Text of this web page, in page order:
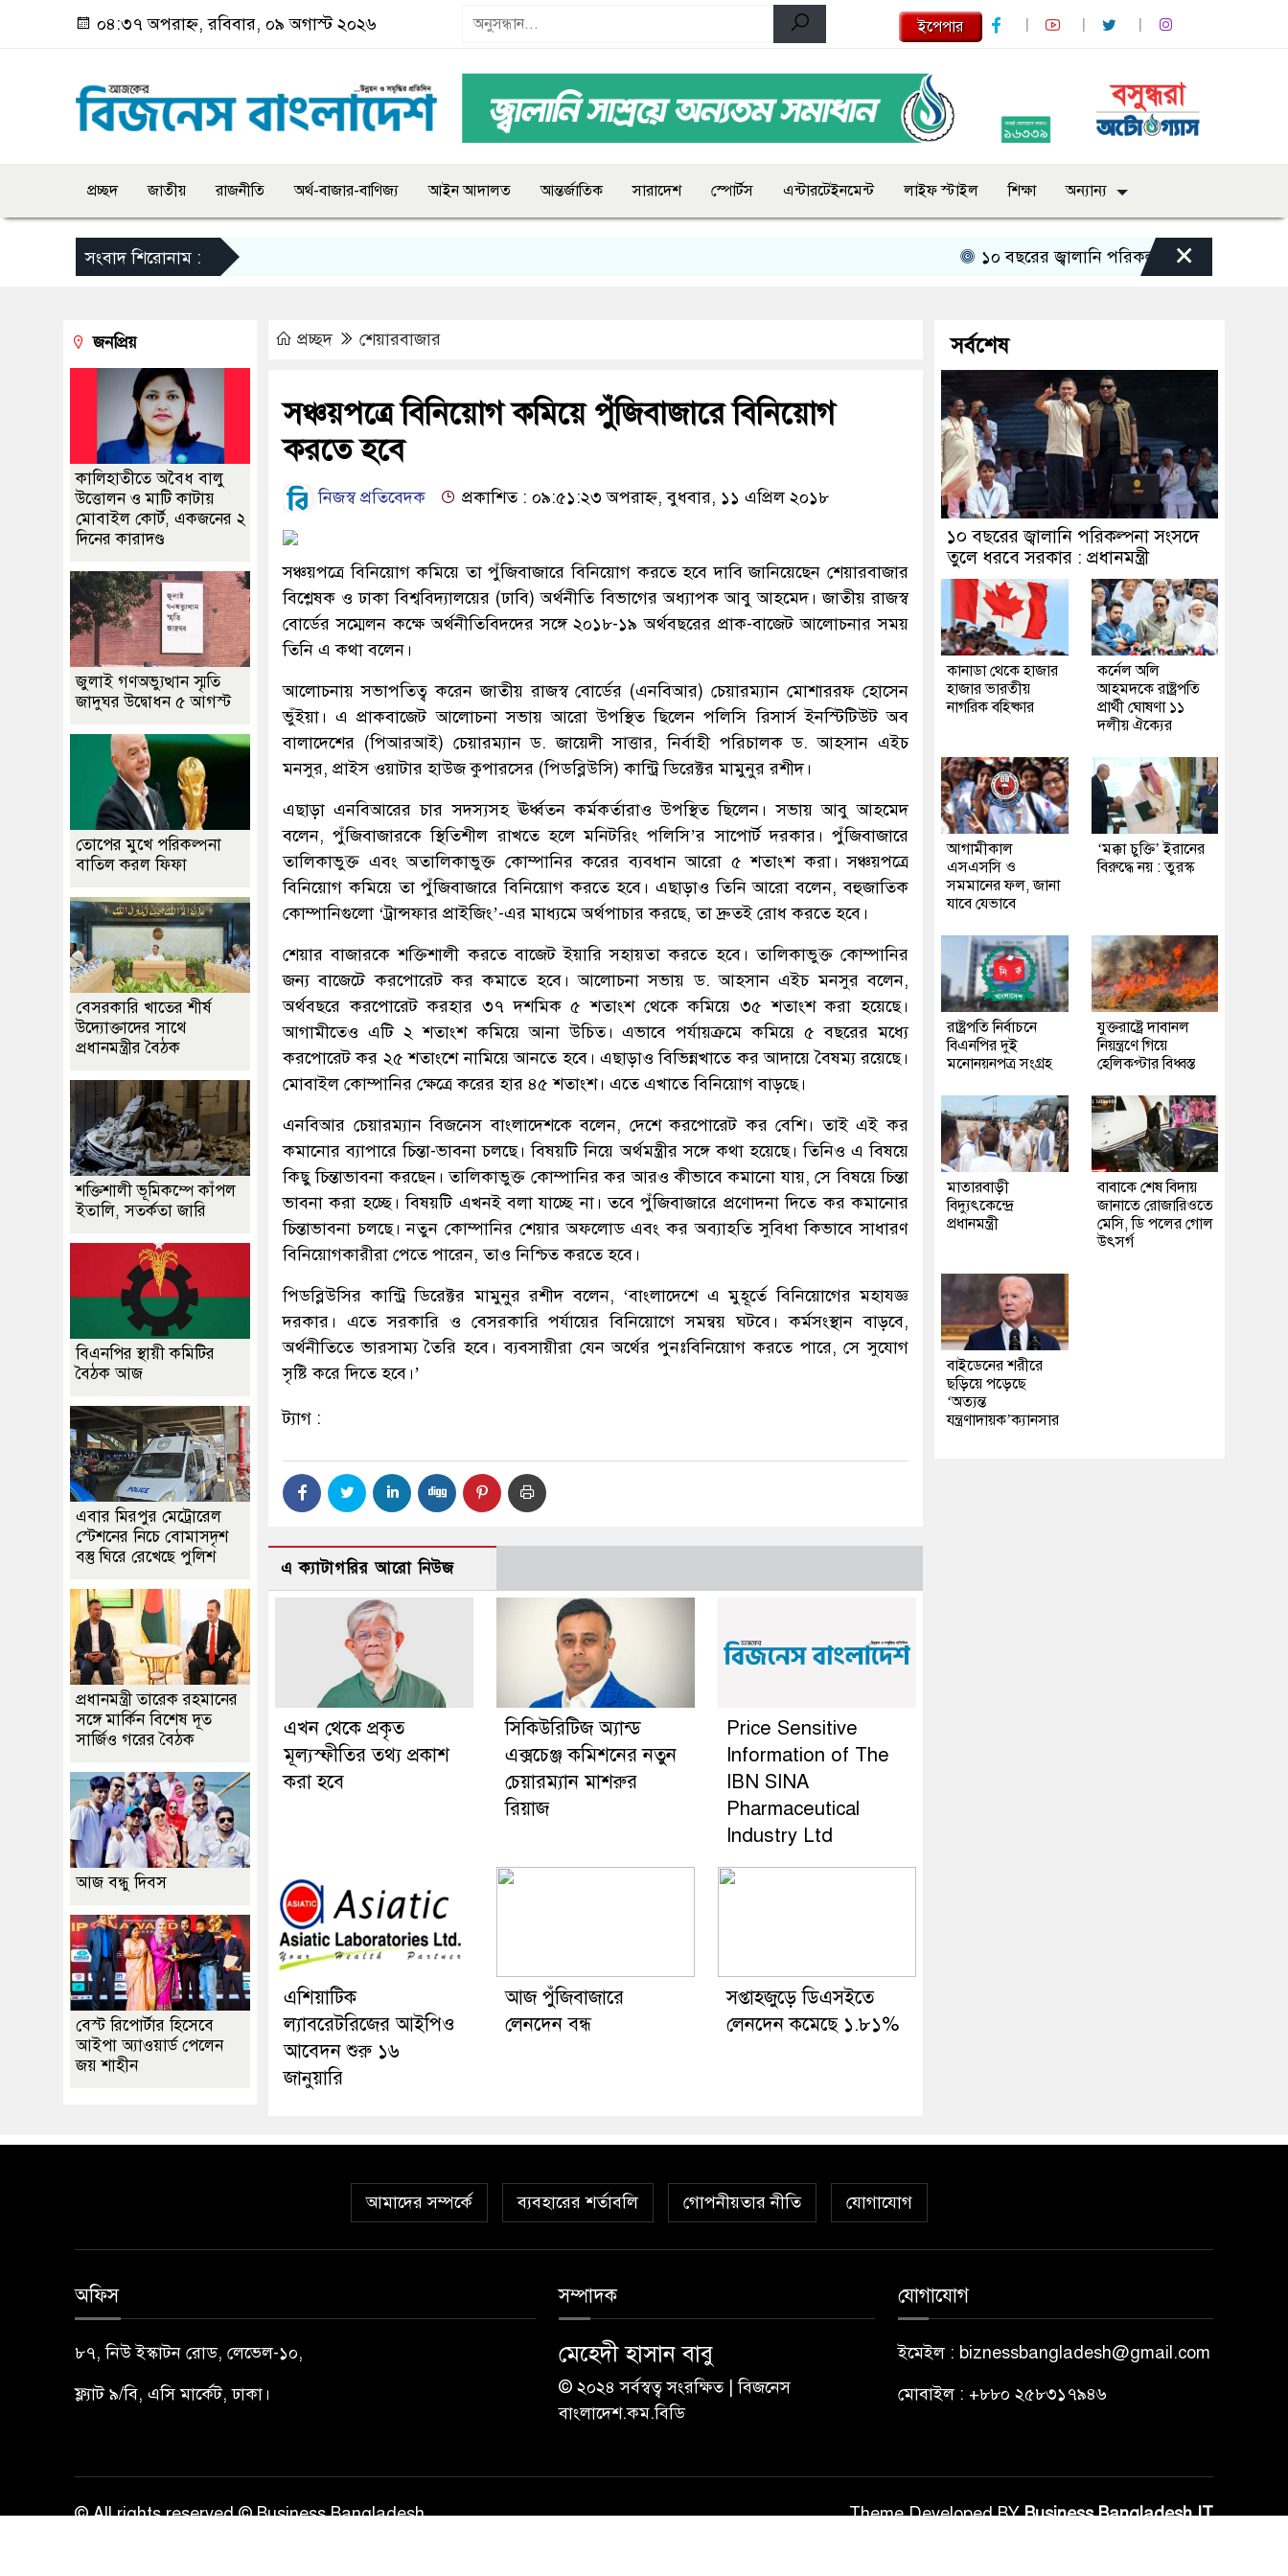
০৪:৩৭ অপরাহ্ন, রবিবার, ০৯ অগাস্ট ২০২৬ ইপেপার
প্রচ্ছদ জাতীয় রাজনীতি অর্থ-বাজার-বাণিজ্য আইন আদালত আন্তর্জাতিক সারাদেশ স্পোর্টস এন্টারটেইনমেন্ট লাইফ স্টাইল শিক্ষা অন্যান্য
সংবাদ শিরোনাম : ১০ বছরের জ্বালানি পরিকল্পনা সংসদে তুলে ধরবে
×
প্রচ্ছদ শেয়ারবাজার
সঞ্চয়পত্রে বিনিয়োগ কমিয়ে পুঁজিবাজারে বিনিয়োগ
করতে হবে
নিজস্ব প্রতিবেদক প্রকাশিত : ০৯:৫১:২৩ অপরাহ্ন, বুধবার, ১১ এপ্রিল ২০১৮
সঞ্চয়পত্রে বিনিয়োগ কমিয়ে তা পুঁজিবাজারে বিনিয়োগ করতে হবে দাবি জানিয়েছেন শেয়ারবাজার
বিশ্লেষক ও ঢাকা বিশ্ববিদ্যালয়ের (ঢাবি) অর্থনীতি বিভাগের অধ্যাপক আবু আহমেদ। জাতীয় রাজস্ব
বোর্ডের সম্মেলন কক্ষে অর্থনীতিবিদদের সঙ্গে ২০১৮-১৯ অর্থবছরের প্রাক-বাজেট আলোচনার সময়
তিনি এ কথা বলেন।
আলোচনায় সভাপতিত্ব করেন জাতীয় রাজস্ব বোর্ডের (এনবিআর) চেয়ারম্যান মোশাররফ হোসেন
ভুঁইয়া। এ প্রাকবাজেট আলোচনা সভায় আরো উপস্থিত ছিলেন পলিসি রিসার্স ইনস্টিটিউট অব
বালাদেশের (পিআরআই) চেয়ারম্যান ড. জায়েদী সাত্তার, নির্বাহী পরিচালক ড. আহসান এইচ
মনসুর, প্রাইস ওয়াটার হাউজ কুপারসের (পিডব্লিউসি) কান্ট্রি ডিরেক্টর মামুনুর রশীদ।
এছাড়া এনবিআরের চার সদস্যসহ ঊর্ধ্বতন কর্মকর্তারাও উপস্থিত ছিলেন। সভায় আবু আহমেদ
বলেন, পুঁজিবাজারকে স্থিতিশীল রাখতে হলে মনিটরিং পলিসি’র সাপোর্ট দরকার। পুঁজিবাজারে
তালিকাভুক্ত এবং অতালিকাভুক্ত কোম্পানির করের ব্যবধান আরো ৫ শতাংশ করা। সঞ্চয়পত্রে
বিনিয়োগ কমিয়ে তা পুঁজিবাজারে বিনিয়োগ করতে হবে। এছাড়াও তিনি আরো বলেন, বহুজাতিক
কোম্পানিগুলো ‘ট্রান্সফার প্রাইজিং’-এর মাধ্যমে অর্থপাচার করছে, তা দ্রুতই রোধ করতে হবে।
শেয়ার বাজারকে শক্তিশালী করতে বাজেট ইয়ারি সহায়তা করতে হবে। তালিকাভুক্ত কোম্পানির
জন্য বাজেটে করপোরেট কর কমাতে হবে। আলোচনা সভায় ড. আহসান এইচ মনসুর বলেন,
অর্থবছরে করপোরেট করহার ৩৭ দশমিক ৫ শতাংশ থেকে কমিয়ে ৩৫ শতাংশ করা হয়েছে।
আগামীতেও এটি ২ শতাংশ কমিয়ে আনা উচিত। এভাবে পর্যায়ক্রমে কমিয়ে ৫ বছরের মধ্যে
করপোরেট কর ২৫ শতাংশে নামিয়ে আনতে হবে। এছাড়াও বিভিন্নখাতে কর আদায়ে বৈষম্য রয়েছে।
মোবাইল কোম্পানির ক্ষেত্রে করের হার ৪৫ শতাংশ। এতে এখাতে বিনিয়োগ বাড়ছে।
এনবিআর চেয়ারম্যান বিজনেস বাংলাদেশকে বলেন, দেশে করপোরেট কর বেশি। তাই এই কর
কমানোর ব্যাপারে চিন্তা-ভাবনা চলছে। বিষয়টি নিয়ে অর্থমন্ত্রীর সঙ্গে কথা হয়েছে। তিনিও এ বিষয়ে
কিছু চিন্তাভাবনা করছেন। তালিকাভুক্ত কোম্পানির কর আরও কীভাবে কমানো যায়, সে বিষয়ে চিন্তা
ভাবনা করা হচ্ছে। বিষয়টি এখনই বলা যাচ্ছে না। তবে পুঁজিবাজারে প্রণোদনা দিতে কর কমানোর
চিন্তাভাবনা চলছে। নতুন কোম্পানির শেয়ার অফলোড এবং কর অব্যাহতি সুবিধা কিভাবে সাধারণ
বিনিয়োগকারীরা পেতে পারেন, তাও নিশ্চিত করতে হবে।
পিডব্লিউসির কান্ট্রি ডিরেক্টর মামুনুর রশীদ বলেন, ‘বাংলাদেশে এ মুহূর্তে বিনিয়োগের মহাযজ্ঞ
দরকার। এতে সরকারি ও বেসরকারি পর্যায়ের বিনিয়োগে সমন্বয় ঘটবে। কর্মসংস্থান বাড়বে,
অর্থনীতিতে ভারসাম্য তৈরি হবে। ব্যবসায়ীরা যেন অর্থের পুনঃবিনিয়োগ করতে পারে, সে সুযোগ
সৃষ্টি করে দিতে হবে।’
ট্যাগ :
এ ক্যাটাগরির আরো নিউজ
এখন থেকে প্রকৃত
মূল্যস্ফীতির তথ্য প্রকাশ
করা হবে
সিকিউরিটিজ অ্যান্ড
এক্সচেঞ্জ কমিশনের নতুন
চেয়ারম্যান মাশরুর
রিয়াজ
Price Sensitive
Information of The
IBN SINA
Pharmaceutical
Industry Ltd
এশিয়াটিক
ল্যাবরেটরিজের আইপিও
আবেদন শুরু ১৬
জানুয়ারি
আজ পুঁজিবাজারে
লেনদেন বন্ধ
সপ্তাহজুড়ে ডিএসইতে
লেনদেন কমেছে ১.৮১%
জনপ্রিয়
কালিহাতীতে অবৈধ বালু
উত্তোলন ও মাটি কাটায়
মোবাইল কোর্ট, একজনের ২
দিনের কারাদণ্ড
জুলাই গণঅভ্যুত্থান স্মৃতি
জাদুঘর উদ্বোধন ৫ আগস্ট
তোপের মুখে পরিকল্পনা
বাতিল করল ফিফা
বেসরকারি খাতের শীর্ষ
উদ্যোক্তাদের সাথে
প্রধানমন্ত্রীর বৈঠক
শক্তিশালী ভূমিকম্পে কাঁপল
ইতালি, সতর্কতা জারি
বিএনপির স্থায়ী কমিটির
বৈঠক আজ
এবার মিরপুর মেট্রোরেল
স্টেশনের নিচে বোমাসদৃশ
বস্তু ঘিরে রেখেছে পুলিশ
প্রধানমন্ত্রী তারেক রহমানের
সঙ্গে মার্কিন বিশেষ দূত
সার্জিও গরের বৈঠক
আজ বন্ধু দিবস
বেস্ট রিপোর্টার হিসেবে
আইপা অ্যাওয়ার্ড পেলেন
জয় শাহীন
সর্বশেষ
১০ বছরের জ্বালানি পরিকল্পনা সংসদে
তুলে ধরবে সরকার : প্রধানমন্ত্রী
কানাডা থেকে হাজার
হাজার ভারতীয়
নাগরিক বহিষ্কার
কর্নেল অলি
আহমদকে রাষ্ট্রপতি
প্রার্থী ঘোষণা ১১
দলীয় ঐক্যের
আগামীকাল
এসএসসি ও
সমমানের ফল, জানা
যাবে যেভাবে
‘মক্কা চুক্তি’ ইরানের
বিরুদ্ধে নয় : তুরস্ক
রাষ্ট্রপতি নির্বাচনে
বিএনপির দুই
মনোনয়নপত্র সংগ্রহ
যুক্তরাষ্ট্রে দাবানল
নিয়ন্ত্রণে গিয়ে
হেলিকপ্টার বিধ্বস্ত
মাতারবাড়ী
বিদ্যুৎকেন্দ্রে
প্রধানমন্ত্রী
বাবাকে শেষ বিদায়
জানাতে রোজারিওতে
মেসি, ডি পলের গোল
উৎসর্গ
বাইডেনের শরীরে
ছড়িয়ে পড়েছে
‘অত্যন্ত
যন্ত্রণাদায়ক’ক্যানসার
আমাদের সম্পর্কে ব্যবহারের শর্তাবলি গোপনীয়তার নীতি যোগাযোগ
অফিস
৮৭, নিউ ইস্কাটন রোড, লেভেল-১০,
ফ্ল্যাট ৯/বি, এসি মার্কেট, ঢাকা।
সম্পাদক
মেহেদী হাসান বাবু
© ২০২৪ সর্বস্বত্ব সংরক্ষিত | বিজনেস
বাংলাদেশ.কম.বিডি
যোগাযোগ
ইমেইল : biznessbangladesh@gmail.com
মোবাইল : +৮৮০ ২৫৮৩১৭৯৪৬
© All rights reserved © Business Bangladesh Theme Developed BYBusiness Bangladesh IT